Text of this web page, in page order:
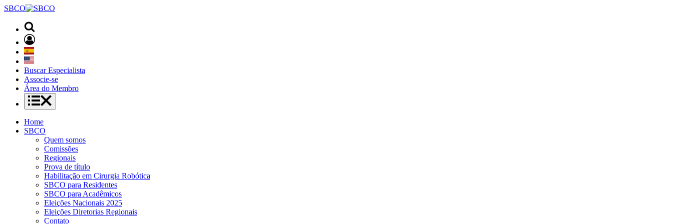
SBCO
Buscar Especialista
Associe-se
Área do Membro
Home
SBCO
Quem somos
Comissões
Regionais
Prova de título
Habilitação em Cirurgia Robótica
SBCO para Residentes
SBCO para Acadêmicos
Eleições Nacionais 2025
Eleições Diretorias Regionais
Contato